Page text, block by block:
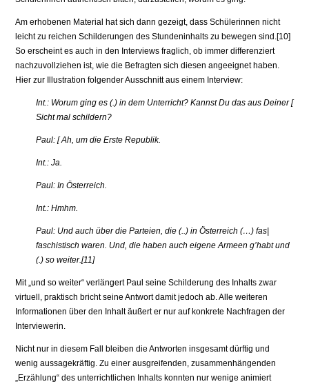
Am erhobenen Material hat sich dann gezeigt, dass Schülerinnen nicht
leicht zu reichen Schilderungen des Stundeninhalts zu bewegen sind.[10]
So er­scheint es auch in den Interviews fraglich, ob immer differenziert
nachzuvollziehen ist, wie die Befragten sich diesen angeeignet haben.
Hier zur Illustration folgender Ausschnitt aus einem Interview:
Int.: Worum ging es (.) in dem Unterricht? Kannst Du das aus Deiner [
Sicht mal schildern?
Paul: [ Ah, um die Erste Republik.
Int.: Ja.
Paul: In Österreich.
Int.: Hmhm.
Paul: Und auch über die Parteien, die (..) in Österreich (…) fas|
faschistisch waren. Und, die haben auch eigene Armeen g’habt und
(.) so weiter.[11]
Mit „und so weiter“ verlängert Paul seine Schilderung des Inhalts zwar
virtu­ell, praktisch bricht seine Antwort damit jedoch ab. Alle weiteren
Informatio­nen über den Inhalt äußert er nur auf konkrete Nachfragen der
Interviewerin.
Nicht nur in diesem Fall bleiben die Antworten insgesamt dürftig und
wenig aussagekräftig. Zu einer ausgreifenden, zusammenhängenden
„Erzäh­lung“ des unterrichtlichen Inhalts konnten nur wenige animiert